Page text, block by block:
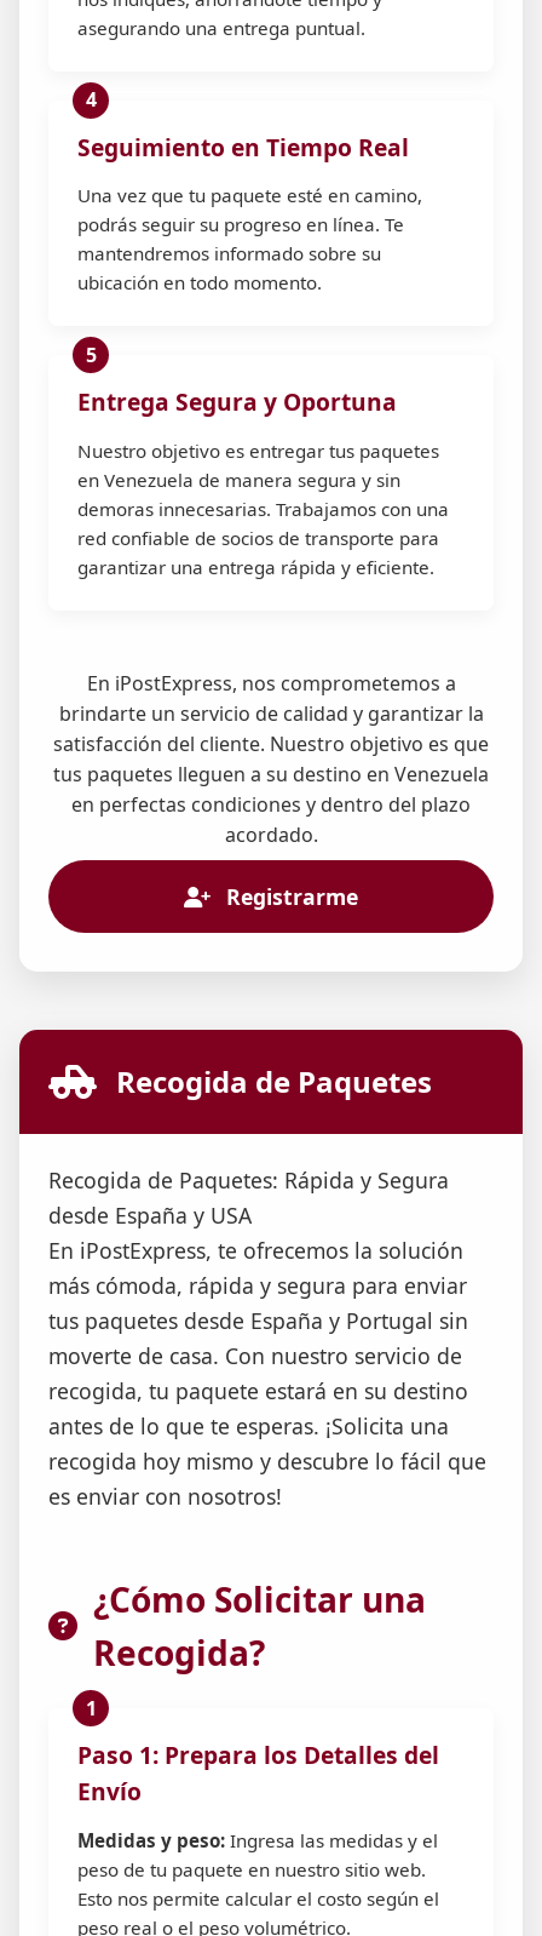
asegurando una entrega puntual.
Seguimiento en Tiempo Real
Una vez que tu paquete esté en camino,
podrás seguir su progreso en línea. Te
mantendremos informado sobre su
ubicación en todo momento.
Entrega Segura y Oportuna
Nuestro objetivo es entregar tus paquetes
en Venezuela de manera segura y sin
demoras innecesarias. Trabajamos con una
red confiable de socios de transporte para
garantizar una entrega rápida y eficiente.
En iPostExpress, nos comprometemos a
brindarte un servicio de calidad y garantizar la
satisfacción del cliente. Nuestro objetivo es que
tus paquetes lleguen a su destino en Venezuela
en perfectas condiciones y dentro del plazo
acordado.
Registrarme
Recogida de Paquetes
Recogida de Paquetes: Rápida y Segura
desde España y USA
En iPostExpress, te ofrecemos la solución
más cómoda, rápida y segura para enviar
tus paquetes desde España y Portugal sin
moverte de casa. Con nuestro servicio de
recogida, tu paquete estará en su destino
antes de lo que te esperas. ¡Solicita una
recogida hoy mismo y descubre lo fácil que
es enviar con nosotros!
¿Cómo Solicitar una
Recogida?
Paso 1: Prepara los Detalles del
Envío
Medidas y peso: Ingresa las medidas y el
peso de tu paquete en nuestro sitio web.
Esto nos permite calcular el costo según el
peso real o el peso volumétrico.